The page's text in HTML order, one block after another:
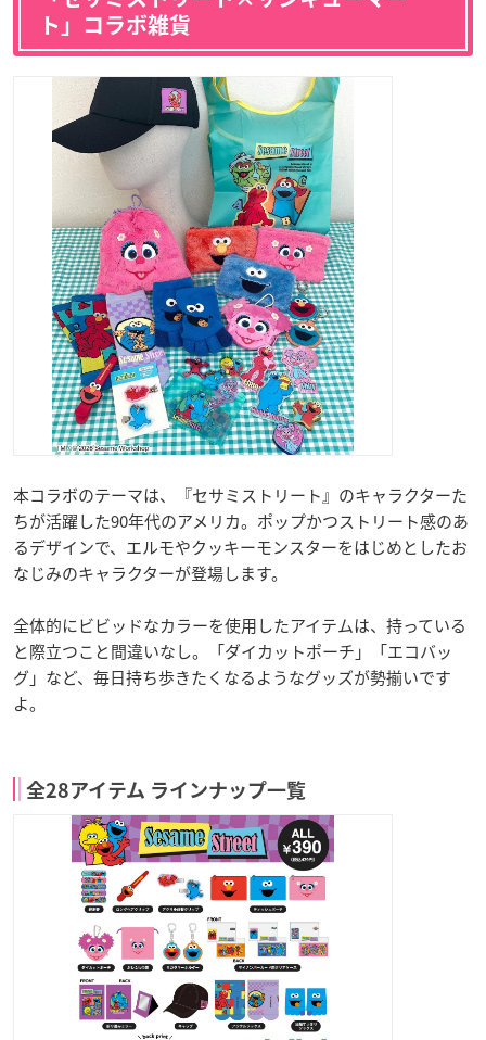
ト」コラボ雑貨
本コラボのテーマは、『セサミストリート』のキャラクターた
ちが活躍した90年代のアメリカ。ポップかつストリート感のあ
るデザインで、エルモやクッキーモンスターをはじめとしたお
なじみのキャラクターが登場します。
全体的にビビッドなカラーを使用したアイテムは、持っている
と際立つこと間違いなし。「ダイカットポーチ」「エコバッ
グ」など、毎日持ち歩きたくなるようなグッズが勢揃いです
よ。
全28アイテム ラインナップ一覧